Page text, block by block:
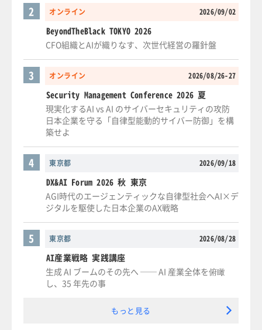
オンライン 2026/09/02
2
BeyondTheBlack TOKYO 2026
CFO組織とAIが織りなす、次世代経営の羅針盤
オンライン 2026/08/26-27
3
Security Management Conference 2026 夏
現実化するAI vs AI のサイバーセキュリティの攻防
日本企業を守る「自律型能動的サイバー防御」を構
築せよ
東京都 2026/09/18
4
DX&AI Forum 2026 秋 東京
AGI時代のエージェンティックな自律型社会へAI×デ
ジタルを駆使した日本企業のAX戦略
東京都 2026/08/28
5
AI産業戦略 実践講座
生成 AI ブームのその先へ ── AI 産業全体を俯瞰
し、35 年先の事
もっと見る